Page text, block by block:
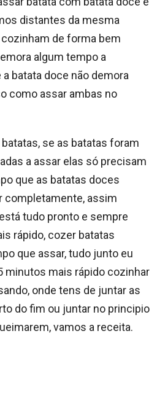
distantes da mesma
de forma bem
algum tempo a
batata doce não demora
como assar ambas no
se as batatas foram
a assar elas só precisam
que as batatas doces
completamente, assim
tudo pronto e sempre
rápido, cozer batatas
que assar, tudo junto eu
minutos mais rápido cozinhar
onde tens de juntar as
do fim ou juntar no principio
vamos a receita.